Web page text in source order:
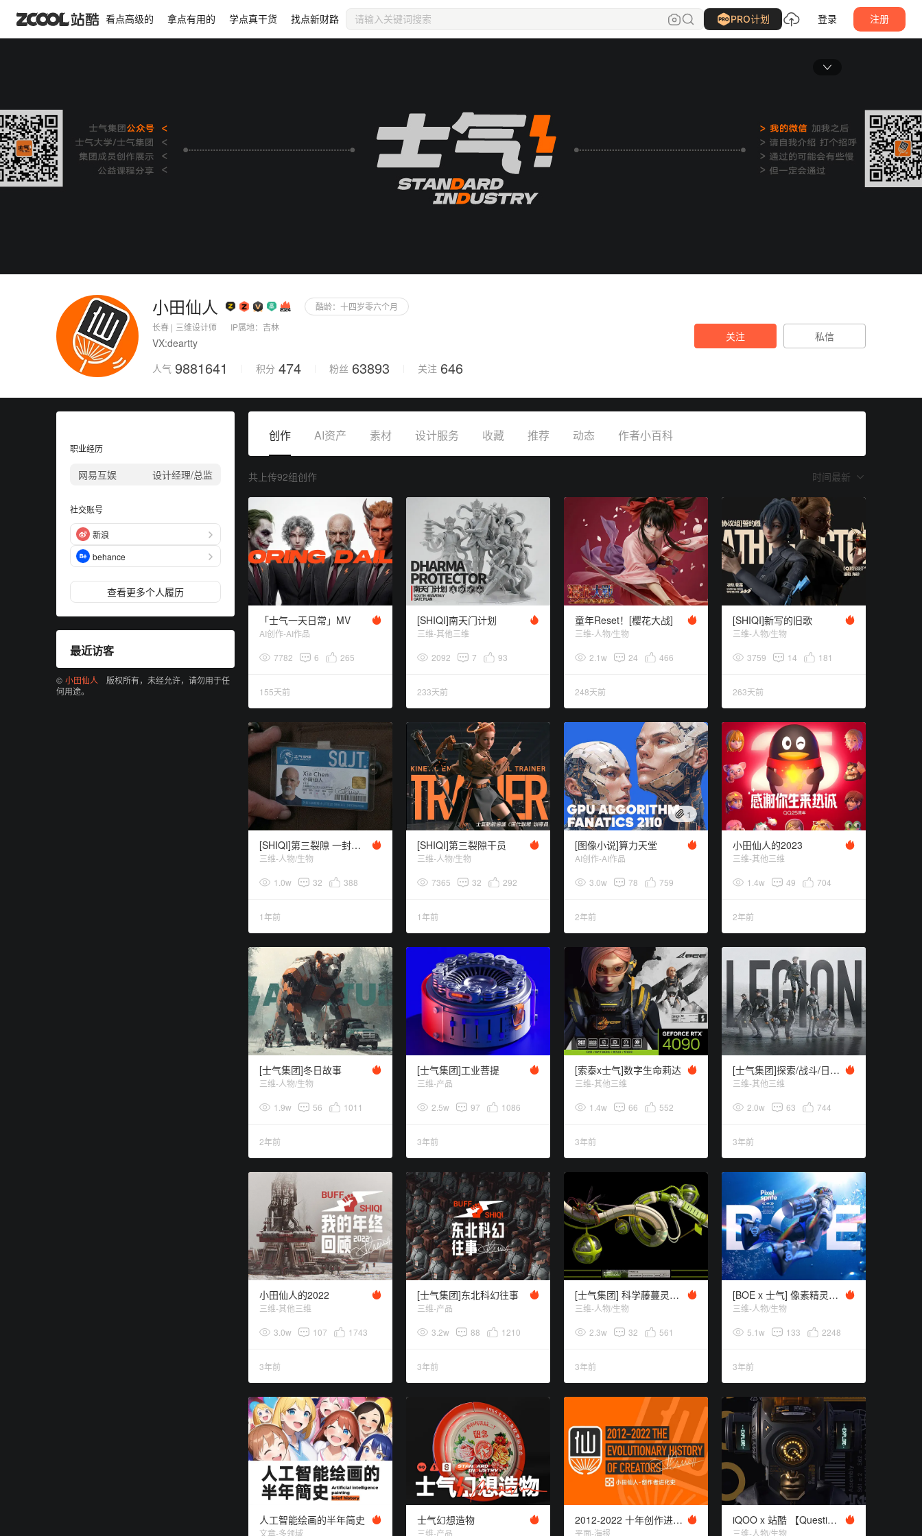
看点高级的 拿点有用的 学点真干货 找点新财路 PRO计划 登录 注册
尺寸不限，JPG / GIF / PNG
审核通过后展示
上传图片
锁定背景图位置
保存设置 取消保存
小田仙人 酷龄： 十四岁零六个月
长春 | 三维设计师 IP属地： 吉林
VX:deartty
人气 9881641 积分 474 粉丝 63893 关注 646
关注 私信
职业经历
网易互娱 设计经理/总监
社交账号
新浪
behance
查看更多个人履历
最近访客
© 小田仙人
版权所有，未经允许，请勿用于任
何用途。
创作 AI资产 素材 设计服务 收藏 推荐 动态 作者小百科
共上传92组创作 时间最新
「士气一天日常」MV
AI创作-AI作品
7782 6 265
155天前
[SHIQI]南天门计划
三维-其他三维
2092 7 93
233天前
童年Reset！[樱花大战]
三维-人物/生物
2.1w 24 466
248天前
[SHIQI]新写的旧歌
三维-人物/生物
3759 14 181
263天前
[SHIQI]第三裂隙 一封家书
三维-人物/生物
1.0w 32 388
1年前
[SHIQI]第三裂隙干员
三维-人物/生物
7365 32 292
1年前
1
[图像小说]算力天堂
AI创作-AI作品
3.0w 78 759
2年前
小田仙人的2023
三维-其他三维
1.4w 49 704
2年前
[士气集团]冬日故事
三维-人物/生物
1.9w 56 1011
2年前
[士气集团]工业菩提
三维-产品
2.5w 97 1086
3年前
[索泰x士气]数字生命莉达
三维-其他三维
1.4w 66 552
3年前
[士气集团]探索/战斗/日复一日
三维-其他三维
2.0w 63 744
3年前
小田仙人的2022
三维-其他三维
3.0w 107 1743
3年前
[士气集团]东北科幻往事
三维-产品
3.2w 88 1210
3年前
[士气集团] 科学藤蔓灵光一现
三维-人物/生物
2.3w 32 561
3年前
[BOE x 士气] 像素精灵SUSU
三维-人物/生物
5.1w 133 2248
3年前
人工智能绘画的半年简史
文章-多领域
士气幻想造物
三维-产品
2012-2022 十年创作进化史
平面-海报
iQOO x 站酷 【Question好奇号-探索型机械生命体】
三维-人物/生物